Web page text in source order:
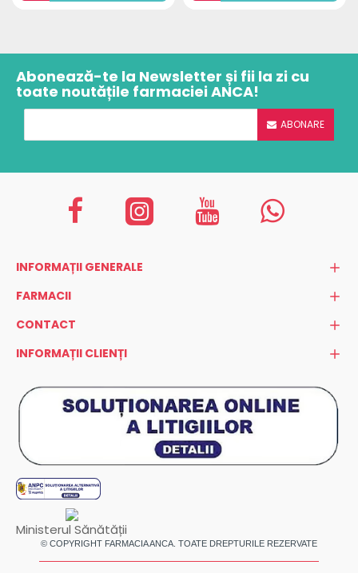
Abonează-te la Newsletter și fii la zi cu
toate noutățile farmaciei ANCA!
ABONARE
INFORMAȚII GENERALE
FARMACII
CONTACT
INFORMAȚII CLIENȚI
Ministerul Sănătății
© COPYRIGHT FARMACIA ANCA. TOATE DREPTURILE REZERVATE